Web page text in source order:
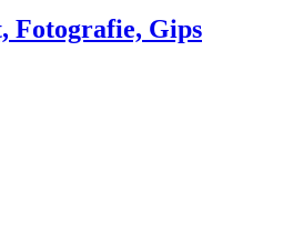
Fotografie, Gips